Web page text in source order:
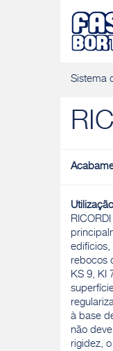
Sistema
Utilização
edifícios,
rebocos
KS 9, KI
à base
não
rigidez,